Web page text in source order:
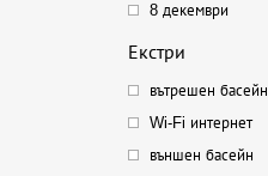
8 декември
Екстри
вътрешен басейн
Wi-Fi интернет
външен басейн